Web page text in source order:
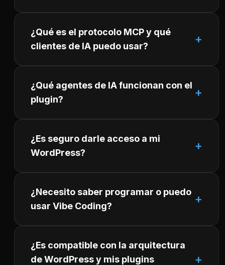
¿Qué es el protocolo MCP y qué
clientes de IA puedo usar?
¿Qué agentes de IA funcionan con el
plugin?
¿Es seguro darle acceso a mi
WordPress?
¿Necesito saber programar o puedo
usar Vibe Coding?
¿Es compatible con la arquitectura
de WordPress y mis plugins